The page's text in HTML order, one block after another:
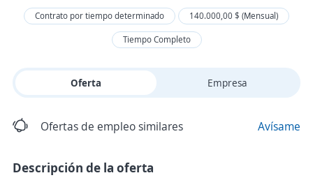
Contrato por tiempo determinado
140.000,00 $ (Mensual)
Tiempo Completo
Oferta Empresa
Ofertas de empleo similares Avísame
Descripción de la oferta